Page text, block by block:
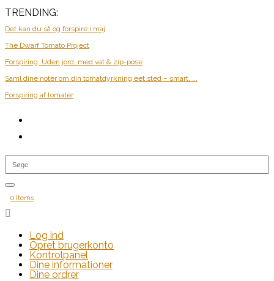
TRENDING:
Det kan du så og forspire i maj
The Dwarf Tomato Project
Forspiring: Uden jord, med vat & zip-pose
Saml dine noter om din tomatdyrkning eet sted – smart, ...
Forspiring af tomater
0 Items

Log ind
Opret brugerkonto
Kontrolpanel
Dine informationer
Dine ordrer